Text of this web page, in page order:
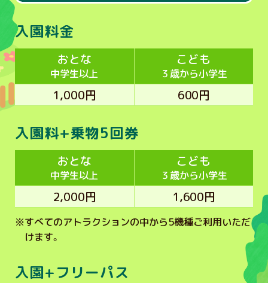
入園料金
おとな
中学生以上
こども
３歳から小学生
1,000円 600円
入園料+乗物5回券
おとな
中学生以上
こども
３歳から小学生
2,000円 1,600円
※すべてのアトラクションの中から5機種ご利用いただ
けます。
入園+フリーパス